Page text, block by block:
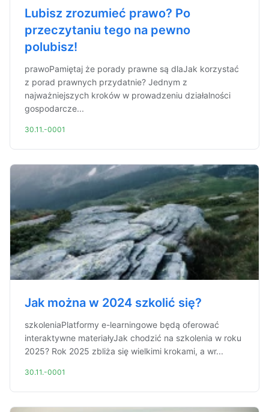
Lubisz zrozumieć prawo? Po
przeczytaniu tego na pewno
polubisz!
prawoPamiętaj że porady prawne są dlaJak korzystać
z porad prawnych przydatnie? Jednym z
najważniejszych kroków w prowadzeniu działalności
gospodarcze...
30.11.-0001
Jak można w 2024 szkolić się?
szkoleniaPlatformy e-learningowe będą oferować
interaktywne materiałyJak chodzić na szkolenia w roku
2025? Rok 2025 zbliża się wielkimi krokami, a wr...
30.11.-0001